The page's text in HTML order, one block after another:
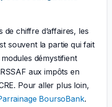
de chiffre d’affaires, les
souvent la partie qui fait
démystifient
aux impôts en
Pour aller plus loin,
BoursoBank.